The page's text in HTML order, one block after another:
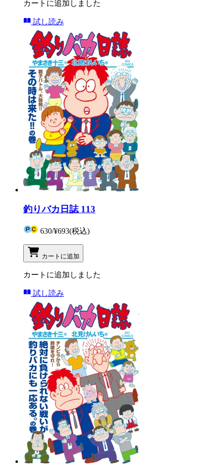
カートに追加しました
試し読み
釣りバカ日誌 113
630/¥693(税込)
カートに追加
カートに追加しました
試し読み